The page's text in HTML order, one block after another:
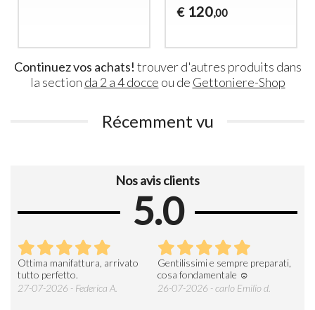
€ 120,00
Continuez vos achats! trouver d'autres produits dans
la section da 2 a 4 docce ou de Gettoniere-Shop
Récemment vu
Nos avis clients
5.0
Ottima manifattura, arrivato
tutto perfetto.
27-07-2026 - Federica A.
Gentilissimi e sempre preparati,
cosa fondamentale ☺️
26-07-2026 - carlo Emilio d.